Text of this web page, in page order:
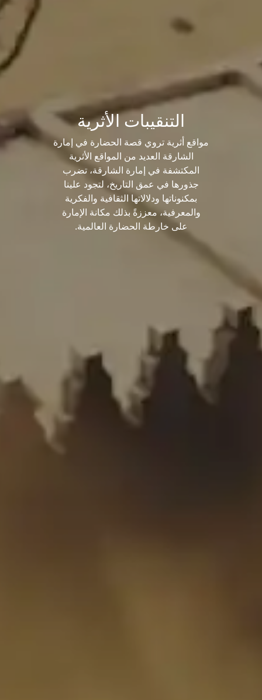
التنقيبات الأثرية
مواقع أثرية تروي قصة الحضارة في إمارة
الشارقة العديد من المواقع الأثرية
المكتشفة في إمارة الشارقة، تضرب
جذورها في عمق التاريخ، لتجود علينا
بمكنوناتها ودلالاتها الثقافية والفكرية
والمعرفية، معززةً بذلك مكانة الإمارة
على خارطة الحضارة العالمية.